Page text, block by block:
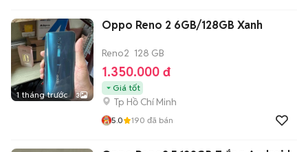
1 tháng trước 3
Oppo Reno 2 6GB/128GB Xanh
Reno2 128 GB
1.350.000 đ
Giá tốt
Tp Hồ Chí Minh
5.0 190 đã bán